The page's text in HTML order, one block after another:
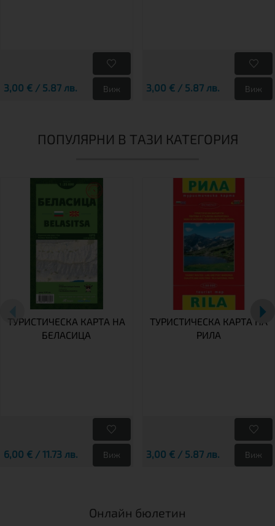
3,00 € / 5.87 лв. Виж 3,00 € / 5.87 лв. Виж
ПОПУЛЯРНИ В ТАЗИ КАТЕГОРИЯ
ТУРИСТИЧЕСКА КАРТА НА
БЕЛАСИЦА
6,00 € / 11.73 лв. Виж
ТУРИСТИЧЕСКА КАРТА НА
РИЛА
3,00 € / 5.87 лв. Виж
Онлайн бюлетин